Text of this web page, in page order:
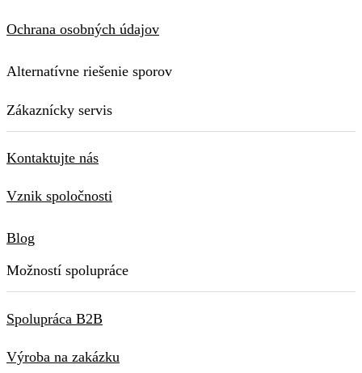
Ochrana osobných údajov
Alternatívne riešenie sporov
Zákaznícky servis
Kontaktujte nás
Vznik spoločnosti
Blog
Možností spolupráce
Spolupráca B2B
Výroba na zakázku